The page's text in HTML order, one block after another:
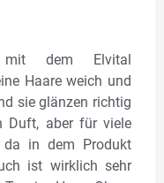
dem Elvital
Haare weich und
sie glänzen richtig
Duft, aber für viele
da in dem Produkt
ist wirklich sehr